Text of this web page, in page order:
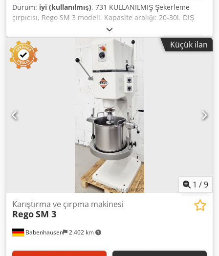
Durum: iyi (kullanılmış), 731 KULLANILMIŞ Şekerleme
çırpıcısı, Rego SM 3 modeli. Kapasite aralığı: 20-30l. DIŞ
BOYUTLAR (cm. cinsinden): Chsdport Tgxsfx Afija - W 65, -
D 70, - H 165. EKİPMANLAR: - su ısıtıcısı (kapasite: 30 l)
Ünite depomuzda (36-068 Bachórz, Polonya) görülmeye
hazırdır. Belirtilen fiyat net fiyattır İNGİLİZCE, ALMANCA VE
FRANSIZCA KONUŞUYORUZ
Küçük ilan
1 /9
Babenhausen 2.402 km
Karıştırma ve çırpma makinesi
RegoSM 3